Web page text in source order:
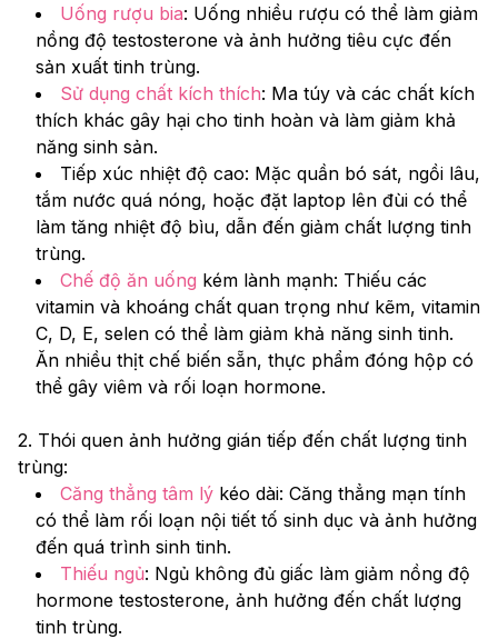
Uống rượu bia: Uống nhiều rượu có thể làm giảm
nồng độ testosterone và ảnh hưởng tiêu cực đến
sản xuất tinh trùng.
Sử dụng chất kích thích: Ma túy và các chất kích
thích khác gây hại cho tinh hoàn và làm giảm khả
năng sinh sản.
Tiếp xúc nhiệt độ cao: Mặc quần bó sát, ngồi lâu,
tắm nước quá nóng, hoặc đặt laptop lên đùi có thể
làm tăng nhiệt độ bìu, dẫn đến giảm chất lượng tinh
trùng.
Chế độ ăn uống kém lành mạnh: Thiếu các
vitamin và khoáng chất quan trọng như kẽm, vitamin
C, D, E, selen có thể làm giảm khả năng sinh tinh.
Ăn nhiều thịt chế biến sẵn, thực phẩm đóng hộp có
thể gây viêm và rối loạn hormone.
2. Thói quen ảnh hưởng gián tiếp đến chất lượng tinh
trùng:
Căng thẳng tâm lý kéo dài: Căng thẳng mạn tính
có thể làm rối loạn nội tiết tố sinh dục và ảnh hưởng
đến quá trình sinh tinh.
Thiếu ngủ: Ngủ không đủ giấc làm giảm nồng độ
hormone testosterone, ảnh hưởng đến chất lượng
tinh trùng.